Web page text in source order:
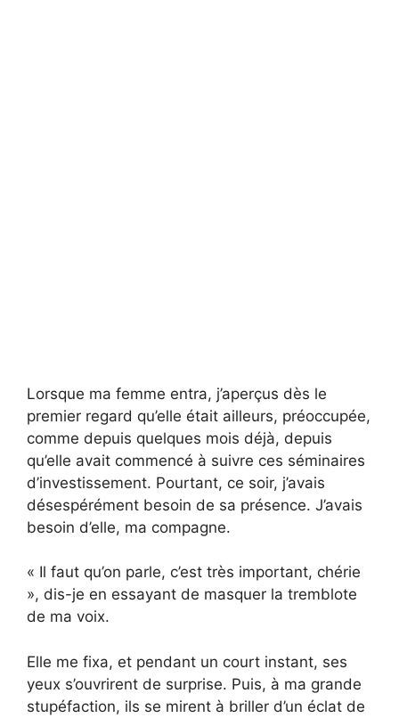
Lorsque ma femme entra, j’aperçus dès le
premier regard qu’elle était ailleurs, préoccupée,
comme depuis quelques mois déjà, depuis
qu’elle avait commencé à suivre ces séminaires
d’investissement. Pourtant, ce soir, j’avais
désespérément besoin de sa présence. J’avais
besoin d’elle, ma compagne.
« Il faut qu’on parle, c’est très important, chérie
», dis-je en essayant de masquer la tremblote
de ma voix.
Elle me fixa, et pendant un court instant, ses
yeux s’ouvrirent de surprise. Puis, à ma grande
stupéfaction, ils se mirent à briller d’un éclat de